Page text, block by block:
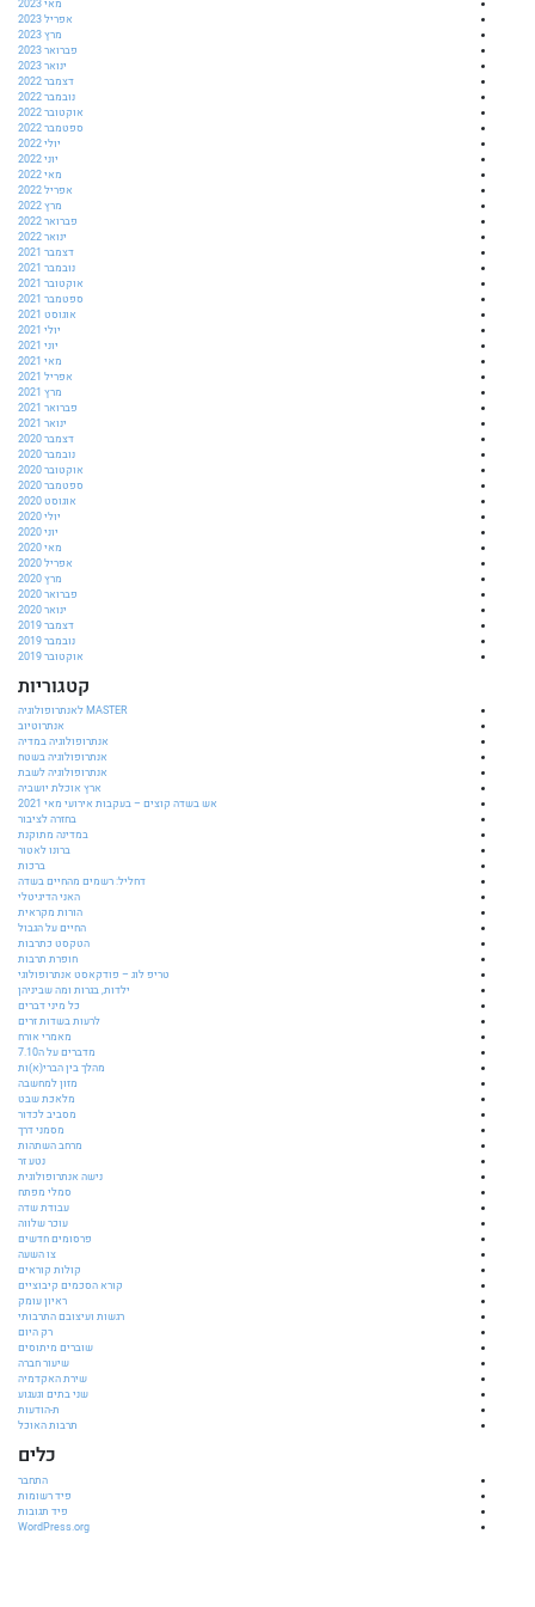
אפריל 2023
מרץ 2023
פברואר 2023
ינואר 2023
דצמבר 2022
נובמבר 2022
אוקטובר 2022
ספטמבר 2022
יולי 2022
יוני 2022
מאי 2022
אפריל 2022
מרץ 2022
פברואר 2022
ינואר 2022
דצמבר 2021
נובמבר 2021
אוקטובר 2021
ספטמבר 2021
אוגוסט 2021
יולי 2021
יוני 2021
מאי 2021
אפריל 2021
מרץ 2021
פברואר 2021
ינואר 2021
דצמבר 2020
נובמבר 2020
אוקטובר 2020
ספטמבר 2020
אוגוסט 2020
יולי 2020
יוני 2020
מאי 2020
אפריל 2020
מרץ 2020
פברואר 2020
ינואר 2020
דצמבר 2019
נובמבר 2019
אוקטובר 2019
קטגוריות
MASTER לאנתרופולוגיה
אנתרוטיוב
אנתרופולוגיה במדיה
אנתרופולוגיה בשטח
אנתרופולוגיה לשבת
ארץ אוכלת יושביה
אש בשדה קוצים – בעקבות אירועי מאי 2021
בחזרה לציבור
במדינה מתוקנת
ברונו לאטור
ברכות
דחליל: רשמים מהחיים בשדה
האני הדיגיטלי
הורות מקראית
החיים על הגבול
הטקסט כתרבות
חופרת תרבות
טריפ לוג – פודקאסט אנתרופולוגי
ילדות, בגרות ומה שביניהן
כל מיני דברים
לרעות בשדות זרים
מאמרי אורח
מדברים על ה7.10
מהלך בין הברי(א)ות
מזון למחשבה
מלאכת שבט
מסביב לכדור
מסמני דרך
מרחב השתהות
נטע זר
נישה אנתרופולוגית
סמלי מפתח
עבודת שדה
עוכר שלווה
פרסומים חדשים
צו השעה
קולות קוראים
קורא הסכמים קיבוציים
ראיון עומק
רגשות ועיצובם התרבותי
רק היום
שוברים מיתוסים
שיעור חברה
שירת האקדמיה
שני בתים וגעגוע
ת-הודעות
תרבות האוכל
כלים
התחבר
פיד רשומות
פיד תגובות
WordPress.org